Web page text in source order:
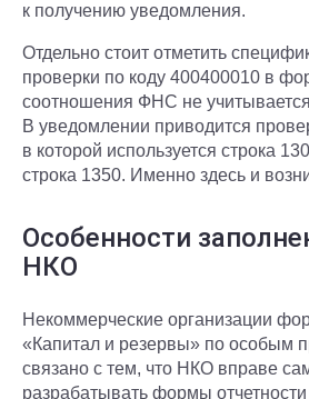
к получению уведомления.
Отдельно стоит отметить
проверки по коду 400400010 в
соотношения ФНС не
В уведомлении приводится
в которой используется строка
строка 1350. Именно здесь и
Особенности
НКО
Некоммерческие организации
«Капитал и резервы» по особым
связано с тем, что НКО вправе
разрабатывать формы